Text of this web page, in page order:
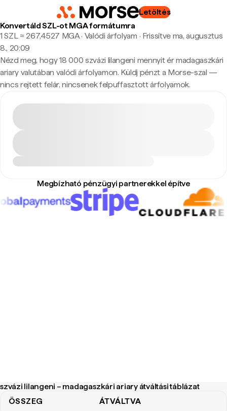
Letöltés
Konvertáld SZL-ot MGA formátumra
1 SZL ≈ 267,4527 MGA · Valódi árfolyam · Frissítve ma, augusztus
8., 20:09
Nézd meg, hogy 18 000 szvázi lilangeni mennyit ér madagaszkári
ariary valutában valódi árfolyamon. Küldj pénzt a Morse-szal —
nincs rejtett felár, nincsenek felpuffasztott árfolyamok.
Megbízható pénzügyi partnerekkel építve
szvázi lilangeni – madagaszkári ariary átváltási táblázat
ÖSSZEG ÁTVÁLTVA